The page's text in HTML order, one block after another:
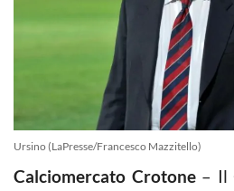
Ursino (LaPresse/Francesco Mazzitello)
Calciomercato Crotone– Il